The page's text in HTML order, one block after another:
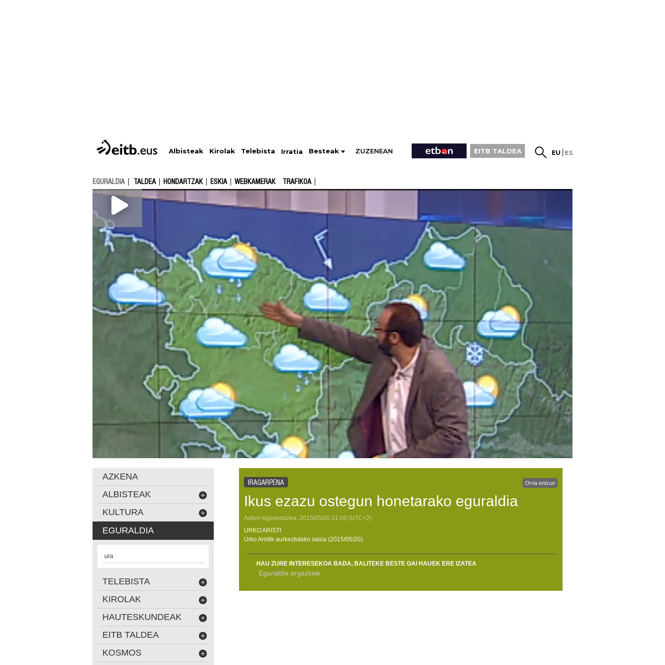
Albisteak Kirolak Telebista Irratia Besteak ZUZENEAN EITB TALDEA EU ES
EGURALDIA TALDEA HONDARTZAK ESKIA WEBKAMERAK TRAFIKOA
IRAGARPENA Orria entzun
Ikus ezazu ostegun honetarako eguraldia
Azken eguneratzea: 2015/05/20 21:00 (UTC+2)
URKO ARISTI
Urko Aristik aurkeztutako saioa (2015/05/20).
HAU ZURE INTERESEKOA BADA, BALITEKE BESTE GAI HAUEK ERE IZATEA
Eguraldia argazkiak
AZKENA
ALBISTEAK
KULTURA
EGURALDIA
ura
TELEBISTA
KIROLAK
HAUTESKUNDEAK
EITB TALDEA
KOSMOS